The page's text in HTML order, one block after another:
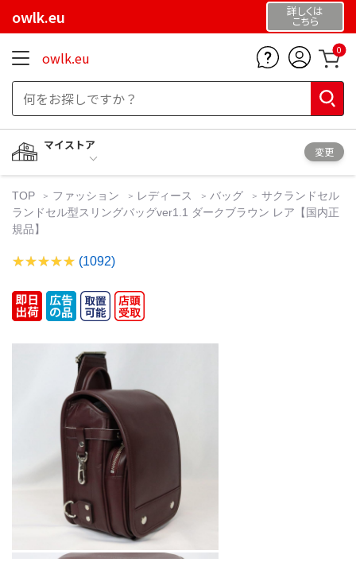
owlk.eu 詳しくは
こちら
owlk.eu 0
マイストア
変更
TOP ファッション レディース バッグ
サクランドセル
ランドセル型スリングバッグver1.1 ダークブラウン レア【国内正
規品】
(1092)